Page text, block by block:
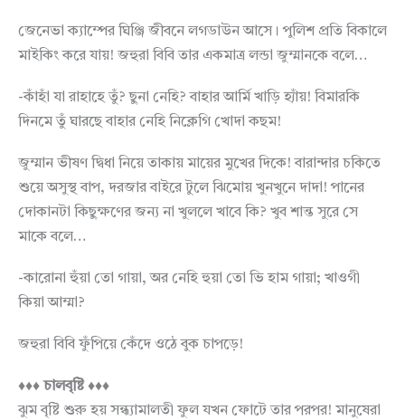
জেনেভা ক্যাম্পের ঘিঞ্জি জীবনে লগডাউন আসে। পুলিশ প্রতি বিকালে
মাইকিং করে যায়! জহুরা বিবি তার একমাত্র লন্ডা জুম্মানকে বলে…
-কাঁহাঁ যা রাহাহে তুঁ? ছুনা নেহি? বাহার আর্মি খাড়ি হ্যাঁয়! বিমারকি
দিনমে তুঁ ঘারছে বাহার নেহি নিক্লেগি খোদা কছম!
জুম্মান ভীষণ দ্বিধা নিয়ে তাকায় মায়ের মুখের দিকে! বারান্দার চকিতে
শুয়ে অসুস্থ বাপ, দরজার বাইরে টুলে ঝিমোয় খুনখুনে দাদা! পানের
দোকানটা কিছুক্ষণের জন্য না খুললে খাবে কি? খুব শান্ত সুরে সে
মাকে বলে…
-কারোনা হুঁয়া তো গায়া, অর নেহি হুয়া তো ভি হাম গায়া; খাওগী
কিয়া আম্মা?
জহুরা বিবি ফুঁপিয়ে কেঁদে ওঠে বুক চাপড়ে!
♦♦♦ চালবৃষ্টি ♦♦♦
ঝুম বৃষ্টি শুরু হয় সন্ধ্যামালতী ফুল যখন ফোটে তার পরপর! মানুষেরা